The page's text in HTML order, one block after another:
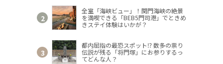
全室「海峡ビュー」！関門海峡の絶景
を満喫できる「BEB5門司港」でときめ
きステイ体験はいかが？
都内屈指の最恐スポット⁉ 数多の祟り
伝説が残る「将門塚」にお参りするっ
てどんな人？